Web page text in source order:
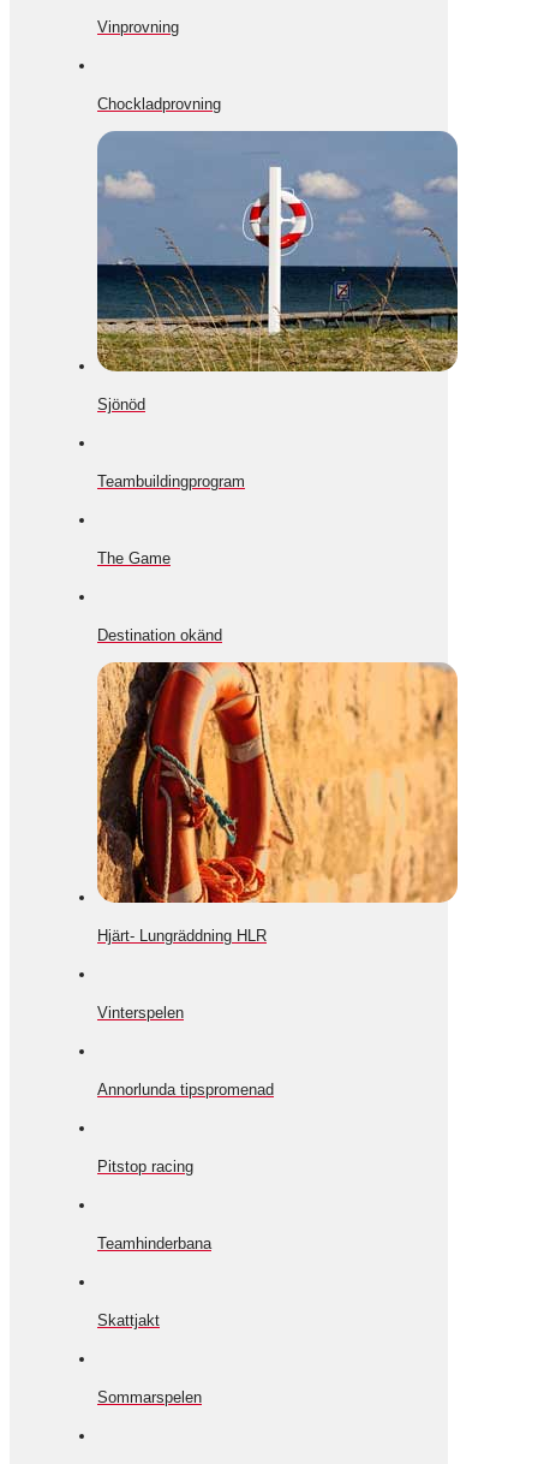
Vinprovning
Chockladprovning
Sjönöd
Teambuildingprogram
The Game
Destination okänd
Hjärt- Lungräddning HLR
Vinterspelen
Annorlunda tipspromenad
Pitstop racing
Teamhinderbana
Skattjakt
Sommarspelen